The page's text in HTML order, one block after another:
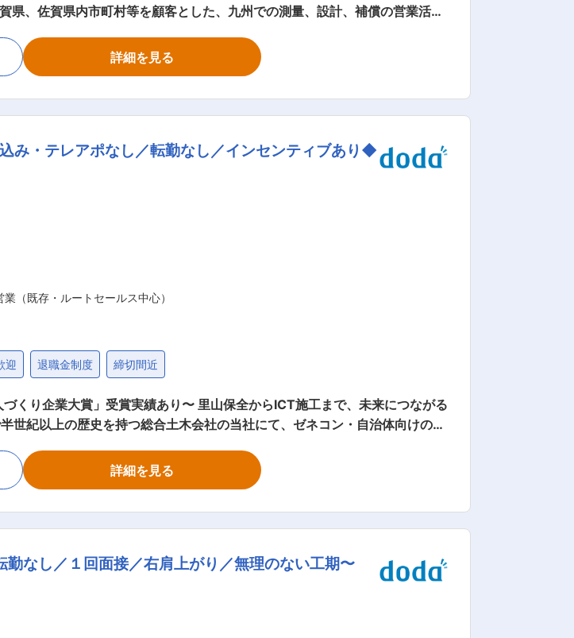
営業活動ではなく、営業部（組織）として活動を行います。 ・入社後社内
しての営業目標はありますが、個人別の営業ノルマはありません。 ・原則
貢献出来る建設総合コンサルタント会社として活動中です。 社名である新英
術が集結するとの意味を持ちます。 （株）新英コアテクニカは最新の技術
詳細を見る
み・テレアポなし／転勤なし／インセンティブあり◆
（既存・ルートセールス中心）
迎 退職金制度 締切間近
くり企業大賞」受賞実績あり〜 里山保全からICT施工まで、未来につながる
い分野のため、提案〜見積までスムーズに進む環境です。 （1） 既存顧客
、工事の提案・調整・受注後のフォローを一貫対応。 財源が明確な案件
サー工法など独自技術を持っています。 ・公共工事は秋〜冬が繁忙期のため
・社内連携の大幅改善を実現しています。 ■ 会社概要｜ICT ×
詳細を見る
勤なし／１回面接／右肩上がり／無理のない工期〜